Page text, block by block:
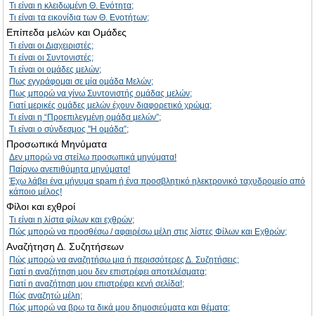
Τι είναι η κλειδωμένη Θ. Ενότητα;
Τι είναι τα εικονίδια των Θ. Ενοτήτων;
Επίπεδα μελών και Ομάδες
Τι είναι οι Διαχειριστές;
Τι είναι οι Συντονιστές;
Τι είναι οι ομάδες μελών;
Πως εγγράφομαι σε μία ομάδα Μελών;
Πως μπορώ να γίνω Συντονιστής ομάδας μελών;
Γιατί μερικές ομάδες μελών έχουν διαφορετικό χρώμα;
Τι είναι η “Προεπιλεγμένη ομάδα μελών”;
Τι είναι ο σύνδεσμος "Η ομάδα”;
Προσωπικά Μηνύματα
Δεν μπορώ να στείλω προσωπικά μηνύματα!
Παίρνω ανεπιθύμητα μηνύματα!
Έχω λάβει ένα μήνυμα spam ή ένα προσβλητικό ηλεκτρονικό ταχυδρομείο από
κάποιο μέλος!
Φίλοι και εχθροί
Τι είναι η λίστα φίλων και εχθρών;
Πώς μπορώ να προσθέσω / αφαιρέσω μέλη στις λίστες Φίλων και Εχθρών;
Αναζήτηση Δ. Συζητήσεων
Πώς μπορώ να αναζητήσω μια ή περισσότερες Δ. Συζητήσεις;
Γιατί η αναζήτηση μου δεν επιστρέφει αποτελέσματα;
Γιατί η αναζήτηση μου επιστρέφει κενή σελίδα!;
Πώς αναζητώ μέλη;
Πώς μπορώ να βρω τα δικά μου δημοσιεύματα και θέματα;